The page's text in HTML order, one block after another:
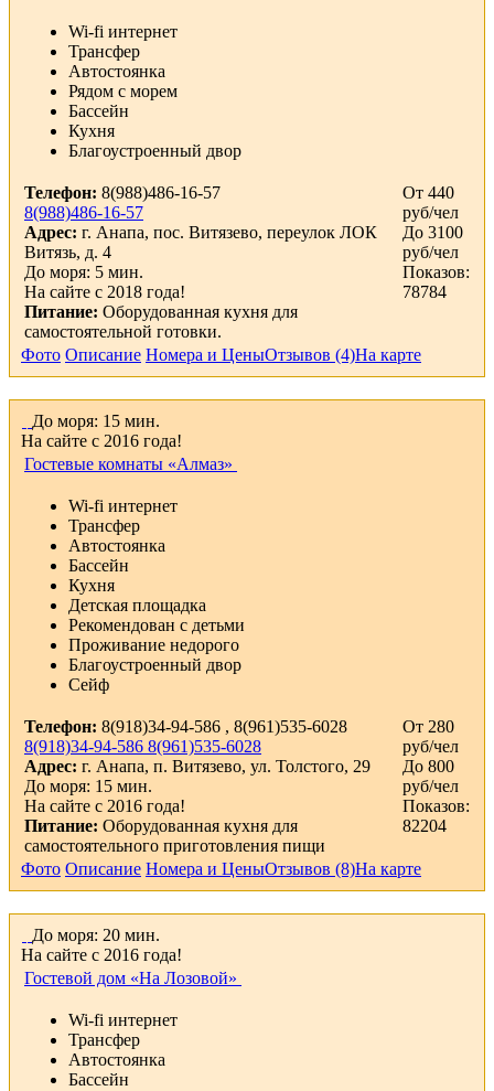
Wi-fi интернет
Трансфер
Автостоянка
Рядом с морем
Бассейн
Кухня
Благоустроенный двор
Телефон: 8(988)486-16-57
8(988)486-16-57
Адрес: г. Анапа, пос. Витязево, переулок ЛОК
Витязь, д. 4
До моря: 5 мин.
На сайте с 2018 года!
Питание: Оборудованная кухня для
самостоятельной готовки.
От 440
руб/чел
До 3100
руб/чел
Показов:
78784
Фото Описание Номера и ЦеныОтзывов (4)На карте
До моря: 15 мин.
На сайте с 2016 года!
Гостевые комнаты «Алмаз»
Wi-fi интернет
Трансфер
Автостоянка
Бассейн
Кухня
Детская площадка
Рекомендован с детьми
Проживание недорого
Благоустроенный двор
Сейф
Телефон: 8(918)34-94-586 , 8(961)535-6028
8(918)34-94-586 8(961)535-6028
Адрес: г. Анапа, п. Витязево, ул. Толстого, 29
До моря: 15 мин.
На сайте с 2016 года!
Питание: Оборудованная кухня для
самостоятельного приготовления пищи
От 280
руб/чел
До 800
руб/чел
Показов:
82204
Фото Описание Номера и ЦеныОтзывов (8)На карте
До моря: 20 мин.
На сайте с 2016 года!
Гостевой дом «На Лозовой»
Wi-fi интернет
Трансфер
Автостоянка
Бассейн